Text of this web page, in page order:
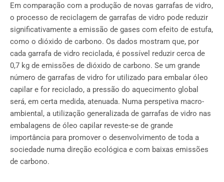
Em comparação com a produção de novas garrafas de vidro,
o processo de reciclagem de garrafas de vidro pode reduzir
significativamente a emissão de gases com efeito de estufa,
como o dióxido de carbono. Os dados mostram que, por
cada garrafa de vidro reciclada, é possível reduzir cerca de
0,7 kg de emissões de dióxido de carbono. Se um grande
número de garrafas de vidro for utilizado para embalar óleo
capilar e for reciclado, a pressão do aquecimento global
será, em certa medida, atenuada. Numa perspetiva macro-
ambiental, a utilização generalizada de garrafas de vidro nas
embalagens de óleo capilar reveste-se de grande
importância para promover o desenvolvimento de toda a
sociedade numa direção ecológica e com baixas emissões
de carbono.